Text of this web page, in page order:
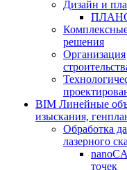
Дизайн и
решения
Организация
BIM Линейные
изыскания,
Обработка
лазерного
точек